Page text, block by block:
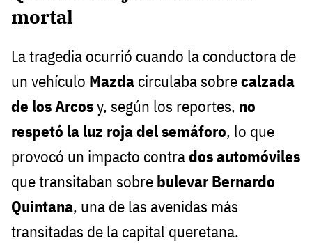
mortal
La tragedia ocurrió cuando la conductora de
un vehículo Mazda circulaba sobrecalzada
de los Arcosy, según los reportes, no
respetó la luz roja del semáforo, lo que
provocó un impacto contrados automóviles
que transitaban sobre bulevar Bernardo
Quintana, una de las avenidas más
transitadas de la capital queretana.